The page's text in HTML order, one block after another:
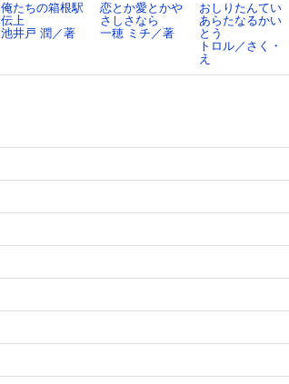
俺たちの箱根駅
伝上
池井戸 潤／著
恋とか愛とかや
さしさなら
一穂 ミチ／著
おしりたんてい
あらたなるかい
とう
トロル／さく・
え